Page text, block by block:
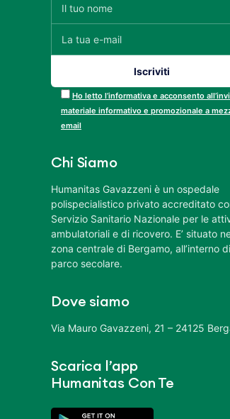
Ho letto l’informativa e acconsento
materiale informativo e promozionale a
email
Chi Siamo
Humanitas Gavazzeni è un ospedale
polispecialistico privato accreditato
Servizio Sanitario Nazionale per le
ambulatoriali e di ricovero. E’ situato
zona centrale di Bergamo, all’interno
parco secolare.
Dove siamo
Via Mauro Gavazzeni, 21 – 24125
Scarica l’app
Humanitas Con Te